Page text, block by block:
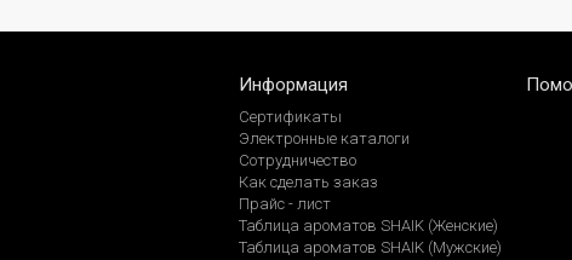
Информация
Сертификаты
Электронные каталоги
Сотрудничество
Как сделать заказ
Прайс - лист
Таблица ароматов SHAIK (Женские)
Таблица ароматов SHAIK (Мужские)